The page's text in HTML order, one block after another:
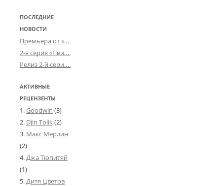
ПОСЛЕДНИЕ
НОВОСТИ
Премьера от «Усталого королевства»: «Игорь начал»
2-я серия «Пвин Тикса» от 2-D
Релиз 2-й серии «БДСМ-людей» от «Аркада Фильм»
АКТИВНЫЕ
РЕЦЕНЗЕНТЫ
Goodwin (3)
Djin Tolik(2)
Макс Мерлин
(2)
Джа Тюпитяй
(1)
Дитя Цветов